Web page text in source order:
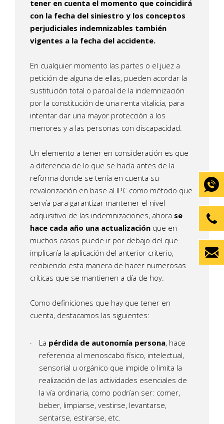
tener en cuenta el momento que coincidirá
con la fecha del siniestro y los conceptos
perjudiciales indemnizables también
vigentes a la fecha del accidente.
En cualquier momento las partes o el juez a
petición de alguna de ellas, pueden acordar la
sustitución total o parcial de la indemnización
por la constitución de una renta vitalicia, para
intentar dar una mayor protección a los
menores y a las personas con discapacidad.
Un elemento a tener en consideración es que
a diferencia de lo que se hacía antes de la
reforma donde se tenía en cuenta su
revalorización en base al IPC como método que
servía para garantizar mantener el nivel
adquisitivo de las indemnizaciones, ahora se
hace cada año una actualización que en
muchos casos puede ir por debajo del que
implicaría la aplicación del anterior criterio,
recibiendo esta manera de hacer numerosas
críticas que se mantienen a día de hoy.
Como definiciones que hay que tener en
cuenta, destacamos las siguientes:
La pérdida de autonomía persona, hace
referencia al menoscabo físico, intelectual,
sensorial u orgánico que impide o limita la
realización de las actividades esenciales de
la vía ordinaria, como podrían ser: comer,
beber, limpiarse, vestirse, levantarse,
sentarse, estirarse, etc.